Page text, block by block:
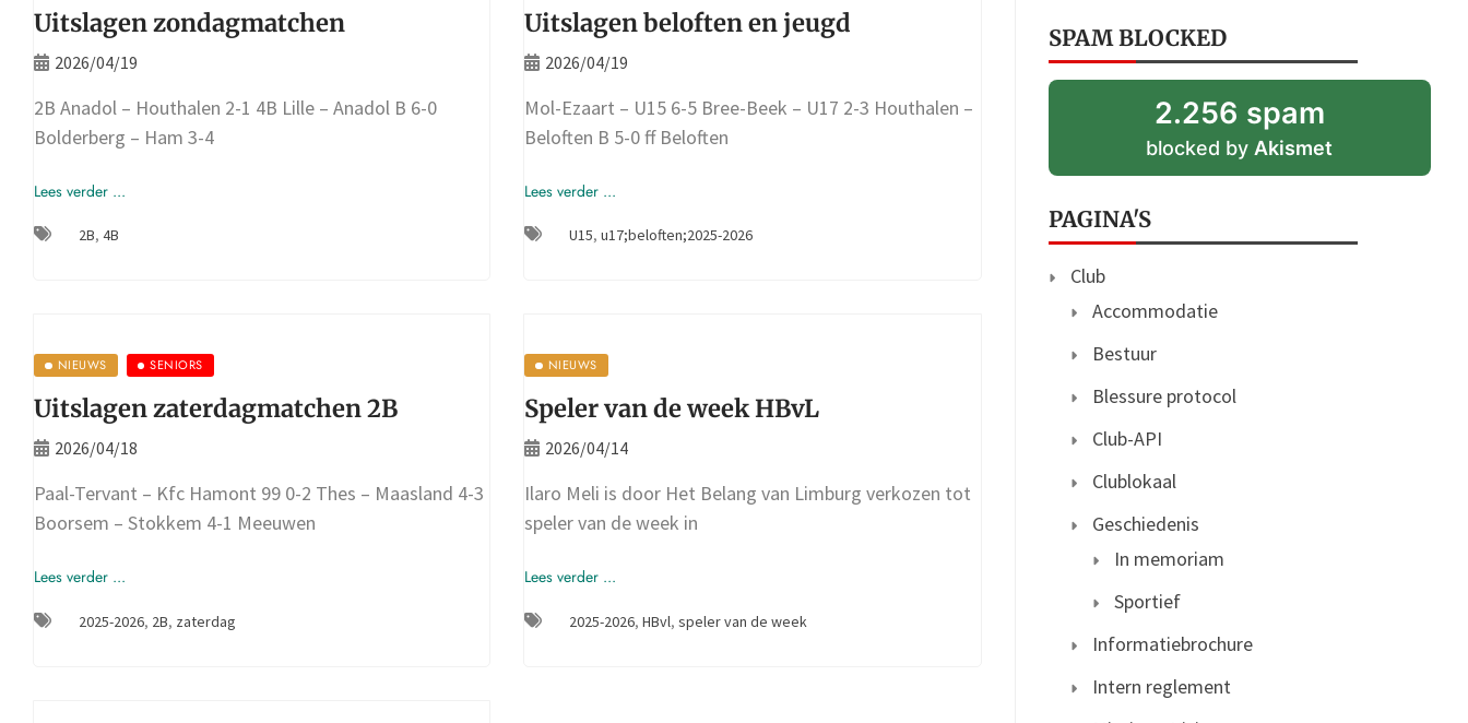
Uitslagen zondagmatchen
2026/04/19
2B Anadol – Houthalen 2-1 4B Lille – Anadol B 6-0
Bolderberg – Ham 3-4
Lees verder ...
2B, 4B
Uitslagen beloften en jeugd
2026/04/19
Mol-Ezaart – U15 6-5 Bree-Beek – U17 2-3 Houthalen –
Beloften B 5-0 ff Beloften
Lees verder ...
U15,u17;beloften;2025-2026
NIEUWS SENIORS
Uitslagen zaterdagmatchen 2B
2026/04/18
Paal-Tervant – Kfc Hamont 99 0-2 Thes – Maasland 4-3
Boorsem – Stokkem 4-1 Meeuwen
Lees verder ...
2025-2026, 2B, zaterdag
NIEUWS
Speler van de week HBvL
2026/04/14
Ilaro Meli is door Het Belang van Limburg verkozen tot
speler van de week in
Lees verder ...
2025-2026,HBvl,speler van de week
SPAM BLOCKED
2.256 spam
blocked byAkismet
PAGINA'S
Club
Accommodatie
Bestuur
Blessure protocol
Club-API
Clublokaal
Geschiedenis
In memoriam
Sportief
Informatiebrochure
Intern reglement